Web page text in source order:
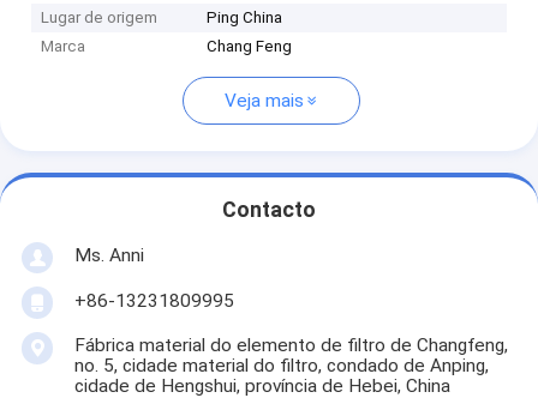
Lugar de origem
Ping China
Marca
Chang Feng
Veja mais
Contacto
Ms. Anni
+86-13231809995
Fábrica material do elemento de filtro de Changfeng,
no. 5, cidade material do filtro, condado de Anping,
cidade de Hengshui, província de Hebei, China